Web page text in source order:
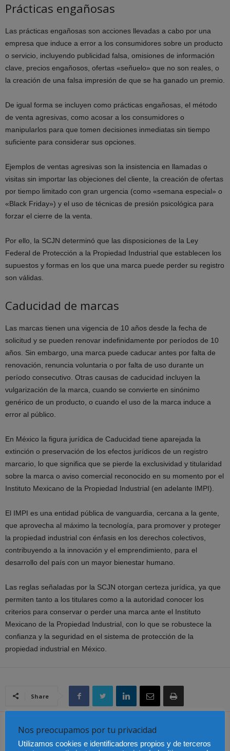
Prácticas engañosas
Las prácticas engañosas son acciones llevadas a cabo por una
empresa que induce a error a los consumidores sobre un producto
o servicio, incluyendo publicidad falsa, omisiones de información
clave, precios engañosos, ofertas «señuelo» que no son reales, o
la creación de una falsa impresión de que se ha ganado un premio.
De igual forma se incluyen como prácticas engañosas, el método
de venta agresivas, como acosar a los consumidores o
manipularlos para que tomen decisiones inmediatas sin tiempo
suficiente para considerar sus opciones.
Ejemplos de ventas agresivas son la insistencia en llamadas o
visitas sin importar las objeciones del cliente, la creación de ofertas
por tiempo limitado con gran urgencia (como «semana especial» o
«Black Friday») y el uso de técnicas de presión psicológica para
forzar el cierre de la venta.
Por ello, la SCJN determinó que las disposiciones de la Ley
Federal de Protección a la Propiedad Industrial que establecen los
supuestos y formas en los que una marca puede perder su registro
son válidas.
Caducidad de marcas
Las marcas tienen una vigencia de 10 años desde la fecha de
solicitud y se pueden renovar indefinidamente por períodos de 10
años. Sin embargo, una marca puede caducar antes por falta de
renovación, renuncia voluntaria o por falta de uso durante un
período consecutivo. Otras causas de caducidad incluyen la
vulgarización de la marca, cuando se convierte en sinónimo
genérico de un producto, o cuando el uso de la marca induce a
error al público.
En México la figura jurídica de Caducidad tiene aparejada la
extinción o preservación de los efectos jurídicos de un registro
marcario, lo que significa que se pierde la exclusividad y titularidad
sobre la marca o aviso comercial reconocido en su momento por el
Instituto Mexicano de la Propiedad Industrial (en adelante IMPI).
El IMPI es una entidad pública de vanguardia, cercana a la gente,
que aprovecha al máximo la tecnología, para promover y proteger
la propiedad industrial con énfasis en los derechos colectivos,
contribuyendo a la innovación y el emprendimiento, para el
desarrollo del país con un mayor bienestar humano.
Las reglas señaladas por la SCJN otorgan certeza jurídica, ya que
permiten tanto a los titulares como a la autoridad conocer los
criterios para conservar o perder una marca ante el Instituto
Mexicano de la Propiedad Industrial, con lo que se robustece la
confianza y la seguridad en el sistema de protección de la
propiedad industrial en México.
Share
Artículo anterior
Chile – Mediación
Colombia – Autonomía e
Nos preocupamos por tu privacidad
Utilizamos cookies e identificadores propios y de terceros